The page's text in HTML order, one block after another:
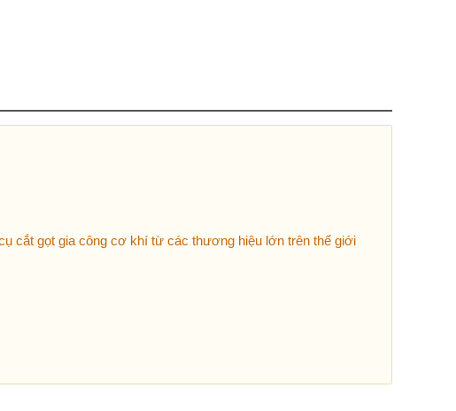
cắt gọt gia công cơ khí từ các thương hiệu lớn trên thế giới